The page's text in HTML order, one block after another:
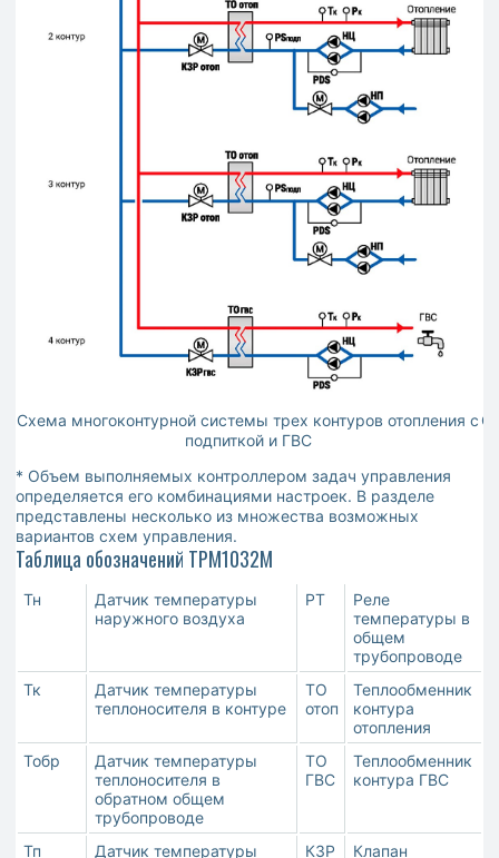
Схема многоконтурной системы трех контуров отопления с
подпиткой и ГВС
* Объем выполняемых контроллером задач управления
определяется его комбинациями настроек. В разделе
представлены несколько из множества возможных
вариантов схем управления.
Таблица обозначений ТРМ1032М
Тн
Датчик температуры
наружного воздуха
РТ
Реле
температуры в
общем
трубопроводе
Тк
Датчик температуры
теплоносителя в контуре
ТО
отоп
Теплообменник
контура
отопления
Тобр
Датчик температуры
теплоносителя в
обратном общем
трубопроводе
ТО
ГВС
Теплообменник
контура ГВС
Тп
Датчик температуры
КЗР
Клапан